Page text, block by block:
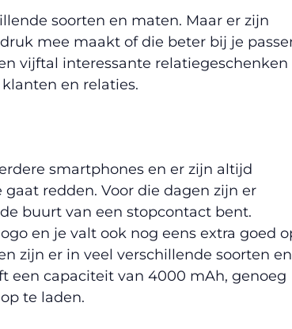
soorten en maten. Maar er zijn
mee maakt of die beter bij je
vijftal interessante relatiegeschenken
en relaties.
smartphones en er zijn altijd
redden. Voor die dagen zijn er
buurt van een stopcontact bent.
en je valt ook nog eens extra goed
zijn er in veel verschillende soorten en
een capaciteit van 4000 mAh, genoeg
te laden.